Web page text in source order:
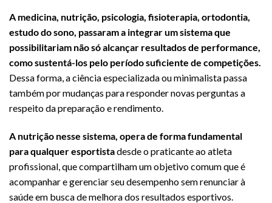
A medicina, nutrição, psicologia, fisioterapia, ortodontia,
estudo do sono, passaram a integrar um sistema que
possibilitariam não só alcançar resultados de performance,
como sustentá-los pelo período suficiente de competições.
Dessa forma, a ciência especializada ou minimalista passa
também por mudanças para responder novas perguntas a
respeito da preparação e rendimento.
A nutrição nesse sistema, opera de forma fundamental
para qualquer esportistadesde o praticante ao atleta
profissional, que compartilham um objetivo comum que é
acompanhar e gerenciar seu desempenho sem renunciar à
saúde em busca de melhora dos resultados esportivos.